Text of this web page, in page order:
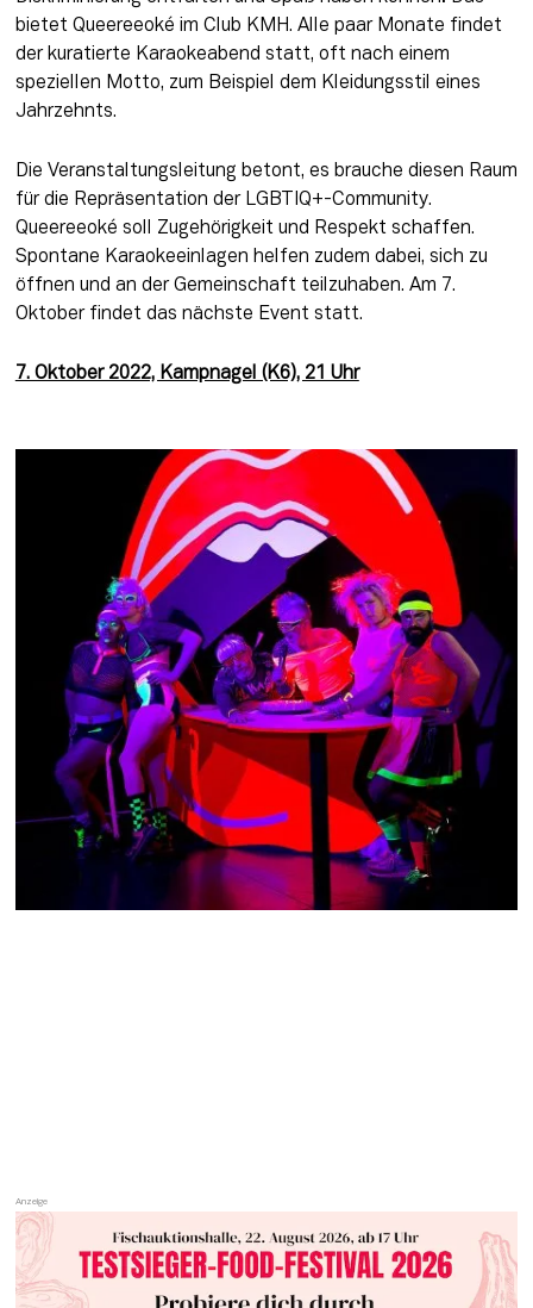
bietet Queereeoké im Club KMH. Alle paar Monate findet
der kuratierte Karaokeabend statt, oft nach einem
speziellen Motto, zum Beispiel dem Kleidungsstil eines
Jahrzehnts.
Die Veranstaltungsleitung betont, es brauche diesen Raum
für die Repräsentation der LGBTIQ+-Community.
Queereeoké soll Zugehörigkeit und Respekt schaffen.
Spontane Karaokeeinlagen helfen zudem dabei, sich zu
öffnen und an der Gemeinschaft teilzuhaben. Am 7.
Oktober findet das nächste Event statt.
7. Oktober 2022, Kampnagel (K6), 21 Uhr